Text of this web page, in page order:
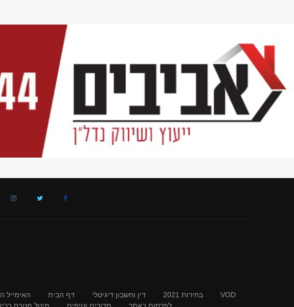
VOD בחירות 2021 דין וחשבון דיגיטלי דף הבית האימייל